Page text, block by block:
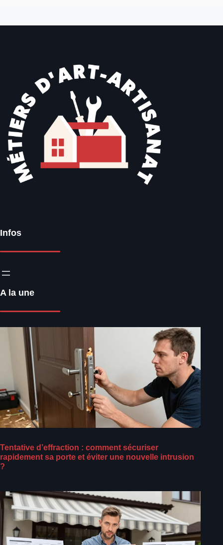
Infos
A la une
Tentative d’effraction : comment sécuriser
rapidement sa porte et éviter une nouvelle intrusion
?